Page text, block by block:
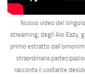
Nuovo video del
streaming, degli Alo Eazy,
primo estratto dall’
straordinaria
racconta il costante